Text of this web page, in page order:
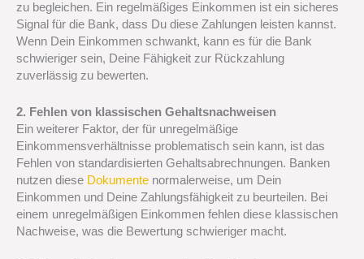
zu begleichen. Ein regelmäßiges Einkommen ist ein sicheres
Signal für die Bank, dass Du diese Zahlungen leisten kannst.
Wenn Dein Einkommen schwankt, kann es für die Bank
schwieriger sein, Deine Fähigkeit zur Rückzahlung
zuverlässig zu bewerten.
2. Fehlen von klassischen Gehaltsnachweisen
Ein weiterer Faktor, der für unregelmäßige
Einkommensverhältnisse problematisch sein kann, ist das
Fehlen von standardisierten Gehaltsabrechnungen. Banken
nutzen diese Dokumente normalerweise, um Dein
Einkommen und Deine Zahlungsfähigkeit zu beurteilen. Bei
einem unregelmäßigen Einkommen fehlen diese klassischen
Nachweise, was die Bewertung schwieriger macht.